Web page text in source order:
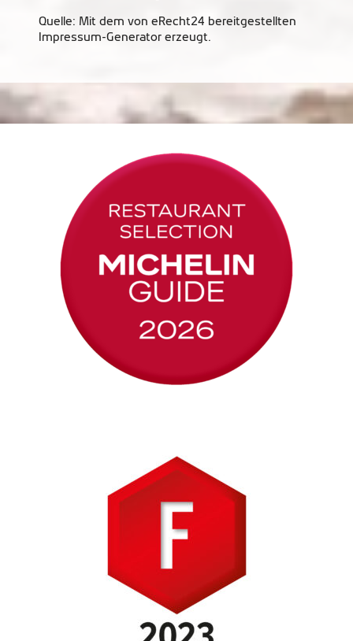
Quelle: Mit dem von eRecht24 bereitgestellten
Impressum-Generator erzeugt.